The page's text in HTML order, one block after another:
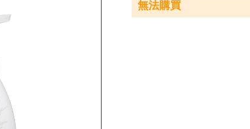
無法購買